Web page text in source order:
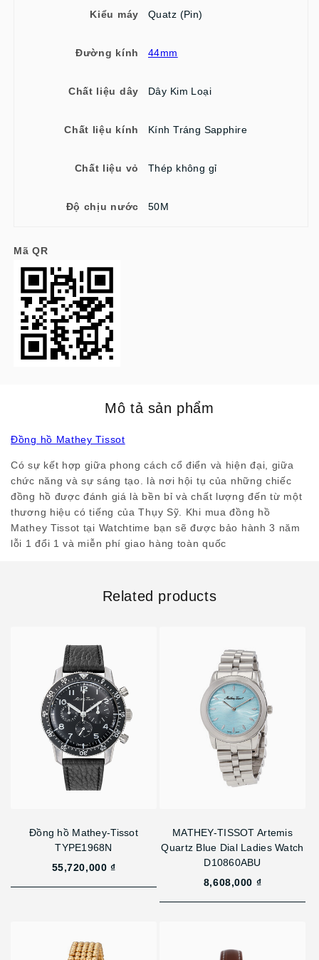
Kiểu máy Quatz (Pin)
Đường kính 44mm
Chất liệu dây Dây Kim Loại
Chất liệu kính Kính Tráng Sapphire
Chất liệu vỏ Thép không gỉ
Độ chịu nước 50M
Mã QR
Mô tả sản phẩm
Đồng hồ Mathey Tissot
Có sự kết hợp giữa phong cách cổ điển và hiện đại, giữa
chức năng và sự sáng tạo. là nơi hội tụ của những chiếc
đồng hồ được đánh giá là bền bỉ và chất lượng đến từ một
thương hiệu có tiếng của Thụy Sỹ. Khi mua đồng hồ
Mathey Tissot tại Watchtime bạn sẽ được bảo hành 3 năm
lỗi 1 đổi 1 và miễn phí giao hàng toàn quốc
Related products
Đồng hồ Mathey-Tissot
TYPE1968N
55,720,000 ₫
MATHEY-TISSOT Artemis
Quartz Blue Dial Ladies Watch
D10860ABU
8,608,000 ₫